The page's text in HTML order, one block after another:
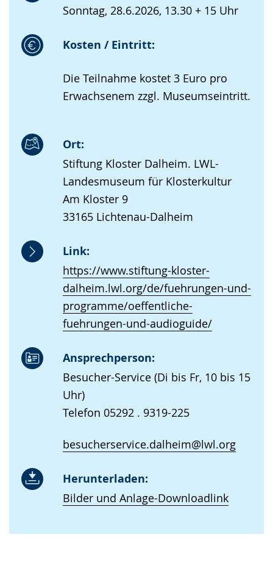
Sonntag, 28.6.2026, 13.30 + 15 Uhr
Kosten / Eintritt:
Die Teilnahme kostet 3 Euro pro
Erwachsenem zzgl. Museumseintritt.
Ort:
Stiftung Kloster Dalheim. LWL-
Landesmuseum für Klosterkultur
Am Kloster 9
33165 Lichtenau-Dalheim
Link:
https://www.stiftung-kloster-
dalheim.lwl.org/de/fuehrungen-und-
programme/oeffentliche-
fuehrungen-und-audioguide/
Ansprechperson:
Besucher-Service (Di bis Fr, 10 bis 15
Uhr)
Telefon 05292 . 9319-225
besucherservice.dalheim@lwl.org
Herunterladen:
Bilder und Anlage-Downloadlink